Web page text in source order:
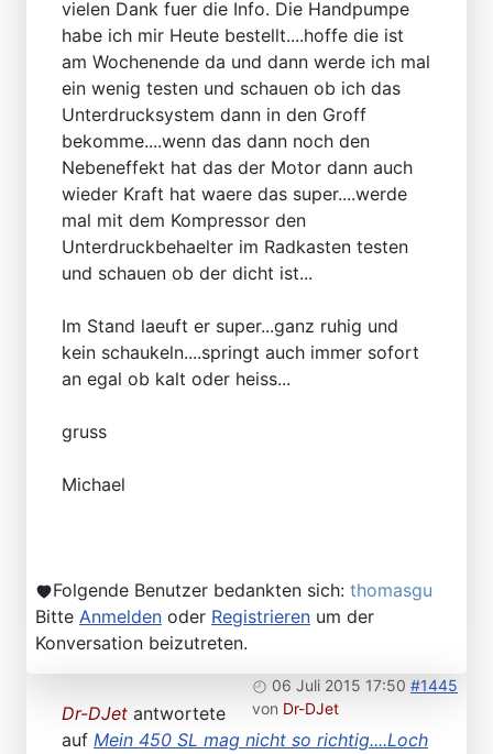
vielen Dank fuer die Info. Die Handpumpe
habe ich mir Heute bestellt....hoffe die ist
am Wochenende da und dann werde ich mal
ein wenig testen und schauen ob ich das
Unterdrucksystem dann in den Groff
bekomme....wenn das dann noch den
Nebeneffekt hat das der Motor dann auch
wieder Kraft hat waere das super....werde
mal mit dem Kompressor den
Unterdruckbehaelter im Radkasten testen
und schauen ob der dicht ist...
Im Stand laeuft er super...ganz ruhig und
kein schaukeln....springt auch immer sofort
an egal ob kalt oder heiss...
gruss
Michael
Folgende Benutzer bedankten sich: thomasgu
Bitte Anmelden oder Registrieren um der
Konversation beizutreten.
06 Juli 2015 17:50 #1445
von Dr-DJet
Dr-DJet antwortete
auf Mein 450 SL mag nicht so richtig....Loch